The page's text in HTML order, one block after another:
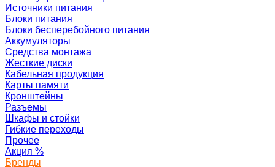
Источники питания
Блоки питания
Блоки бесперебойного питания
Аккумуляторы
Средства монтажа
Жесткие диски
Кабельная продукция
Карты памяти
Кронштейны
Разъемы
Шкафы и стойки
Гибкие переходы
Прочее
Акция %
Бренды